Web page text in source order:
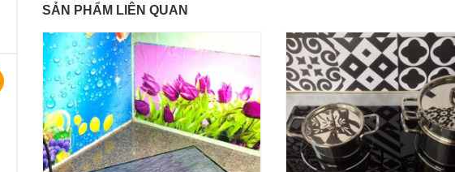
SẢN PHẨM LIÊN QUAN